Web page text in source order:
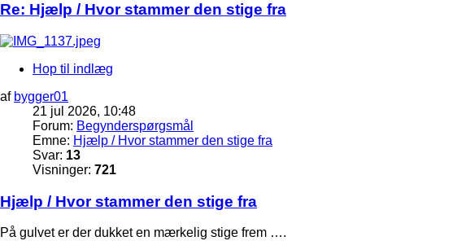
Re: Hjælp / Hvor stammer den stige fra
Hop til indlæg
af bygger01
21 jul 2026, 10:48
Forum: Begynderspørgsmål
Emne: Hjælp / Hvor stammer den stige fra
Svar: 13
Visninger: 721
Hjælp / Hvor stammer den stige fra
På gulvet er der dukket en mærkelig stige frem ….